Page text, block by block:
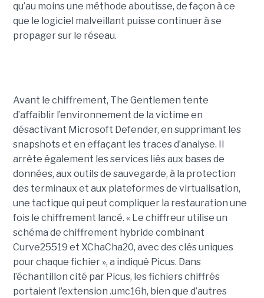
qu’au moins une méthode aboutisse, de façon à ce
que le logiciel malveillant puisse continuer à se
propager sur le réseau.
Avant le chiffrement, The Gentlemen tente
d’affaiblir l’environnement de la victime en
désactivant Microsoft Defender, en supprimant les
snapshots et en effaçant les traces d’analyse. Il
arrête également les services liés aux bases de
données, aux outils de sauvegarde, à la protection
des terminaux et aux plateformes de virtualisation,
une tactique qui peut compliquer la restauration une
fois le chiffrement lancé. « Le chiffreur utilise un
schéma de chiffrement hybride combinant
Curve25519 et XChaCha20, avec des clés uniques
pour chaque fichier », a indiqué Picus. Dans
l’échantillon cité par Picus, les fichiers chiffrés
portaient l’extension .umc16h, bien que d’autres